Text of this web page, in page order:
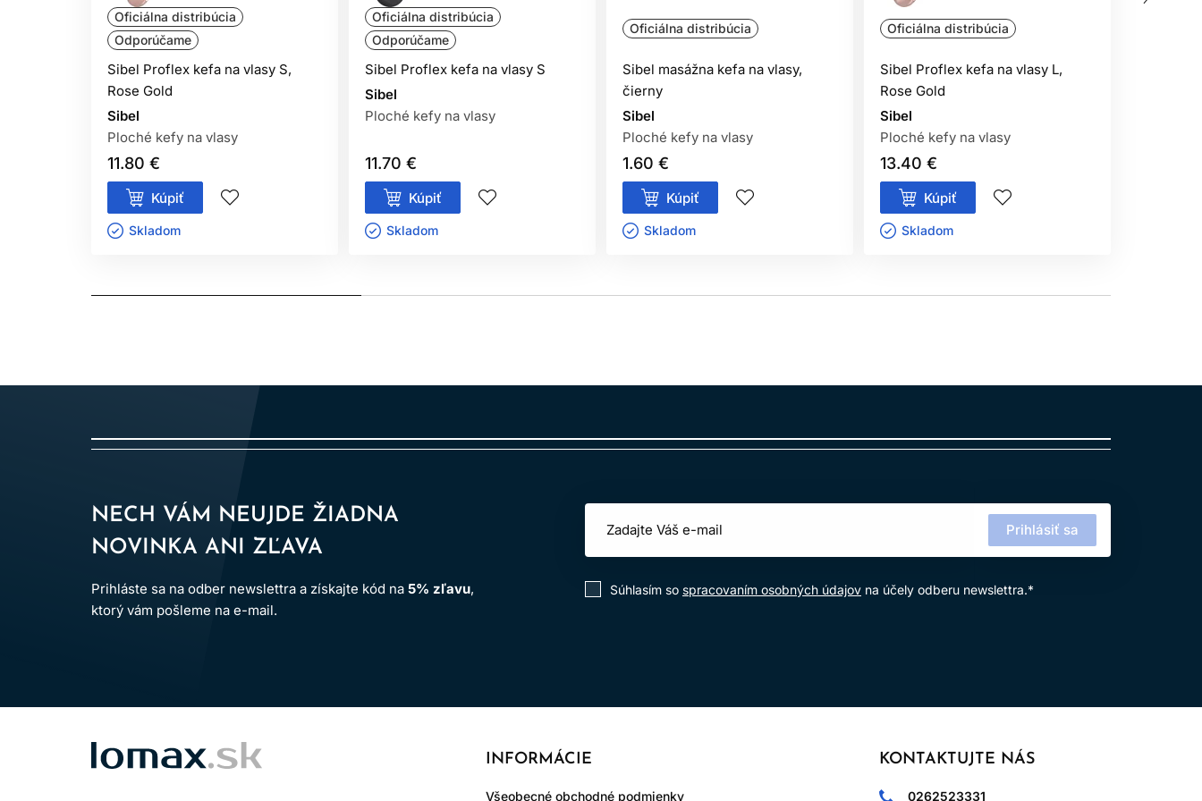
Oficiálna distribúcia
Odporúčame
Sibel Proflex kefa na vlasy S,
Rose Gold
Sibel
Ploché kefy na vlasy
11.80 €
Kúpiť
Skladom ㅤ
Oficiálna distribúcia
Odporúčame
Sibel Proflex kefa na vlasy S
Sibel
Ploché kefy na vlasy
11.70 €
Kúpiť
Skladom ㅤ
Oficiálna distribúcia
Sibel masážna kefa na vlasy,
čierny
Sibel
Ploché kefy na vlasy
1.60 €
Kúpiť
Skladom ㅤ
Oficiálna distribúcia
Sibel Proflex kefa na vlasy L,
Rose Gold
Sibel
Ploché kefy na vlasy
13.40 €
Kúpiť
Skladom ㅤ
NECH VÁM NEUJDE ŽIADNA
NOVINKA ANI ZĽAVA
Prihláste sa na odber newslettra a získajte kód na 5% zľavu,
ktorý vám pošleme na e-mail.
Prihlásiť sa
Súhlasím so spracovaním osobných údajov na účely odberu newslettra.*
LOMAX
KONTAKTUJTE NÁS
0262523331
INFORMÁCIE
Všeobecné obchodné podmienky